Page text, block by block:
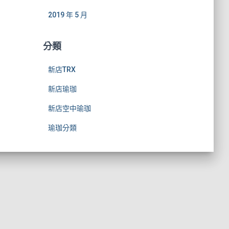
2019 年 5 月
分類
新店TRX
新店瑜珈
新店空中瑜珈
瑜珈分類